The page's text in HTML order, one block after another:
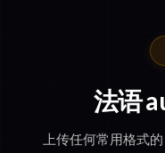
法语
上传任何常用格式